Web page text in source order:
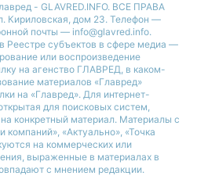
- GLAVRED.INFO. ВСЕ ПРАВА
дом 23. Телефон —
почты — info@glavred.info.
Реестре cубъектов в сфере медиа —
или воспроизведение
на агенство ГЛАВРЕД, в каком-
материалов «Главред»
на «Главред». Для интернет-
для поисковых систем,
конкретный материал. Материалы с
«Актуально», «Точка
на коммерческих или
выраженные в материалах в
с мнением редакции.